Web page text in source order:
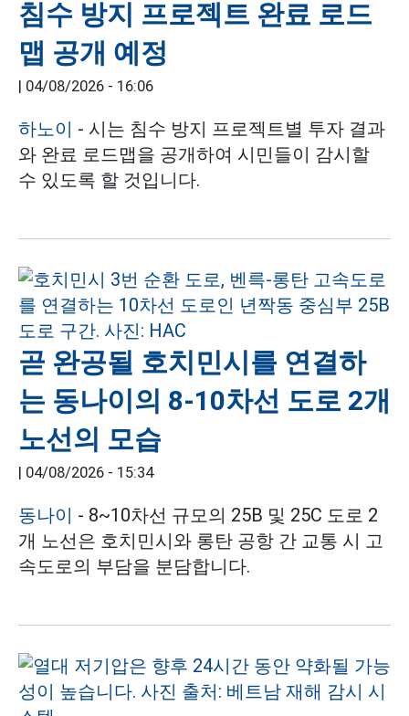
침수 방지 프로젝트 완료 로드
맵 공개 예정
| 04/08/2026 - 16:06
하노이 - 시는 침수 방지 프로젝트별 투자 결과
와 완료 로드맵을 공개하여 시민들이 감시할
수 있도록 할 것입니다.
곧 완공될 호치민시를 연결하
는 동나이의 8-10차선 도로 2개
노선의 모습
| 04/08/2026 - 15:34
동나이 - 8~10차선 규모의 25B 및 25C 도로 2
개 노선은 호치민시와 롱탄 공항 간 교통 시 고
속도로의 부담을 분담합니다.